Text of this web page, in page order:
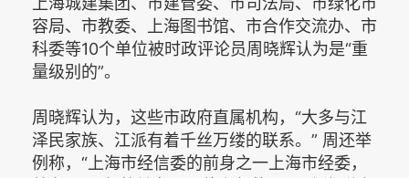
容局、市教委、上海图书馆、市合作交流办、市
科委等10个单位被时政评论员周晓辉认为是“重
量级别的”。
周晓辉认为，这些市政府直属机构，“大多与江
泽民家族、江派有着千丝万缕的联系。” 周还举
例称，“上海市经信委的前身之一上海市经委，